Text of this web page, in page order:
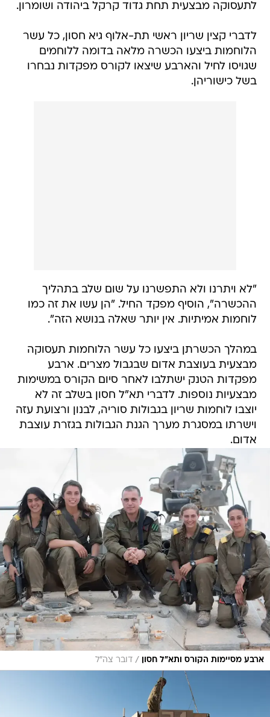
לתעסוקה מבצעית תחת גדוד קרקל ביהודה ושומרון.
לדברי קצין שריון ראשי תת-אלוף גיא חסון, כל עשר
הלוחמות ביצעו הכשרה מלאה בדומה ללוחמים
שגויסו לחיל והארבע שיצאו לקורס מפקדות נבחרו
בשל כישוריהן.
"לא ויתרנו ולא התפשרנו על שום שלב בתהליך
ההכשרה", הוסיף מפקד החיל. "הן עשו את זה כמו
לוחמות אמיתיות. אין יותר שאלה בנושא הזה".
במהלך הכשרתן ביצעו כל עשר הלוחמות תעסוקה
מבצעית בעוצבת אדום שבגבול מצרים. ארבע
מפקדות הטנק ישתלבו לאחר סיום הקורס במשימות
מבצעיות נוספות. לדברי תא"ל חסון בשלב זה לא
יוצבו לוחמות שריון בגבולות סוריה, לבנון ורצועת עזה
וישרתו במסגרת מערך הגנת הגבולות בגזרת עוצבת
אדום.
ארבע מסיימות הקורס ותא"ל חסון / דובר צה"ל